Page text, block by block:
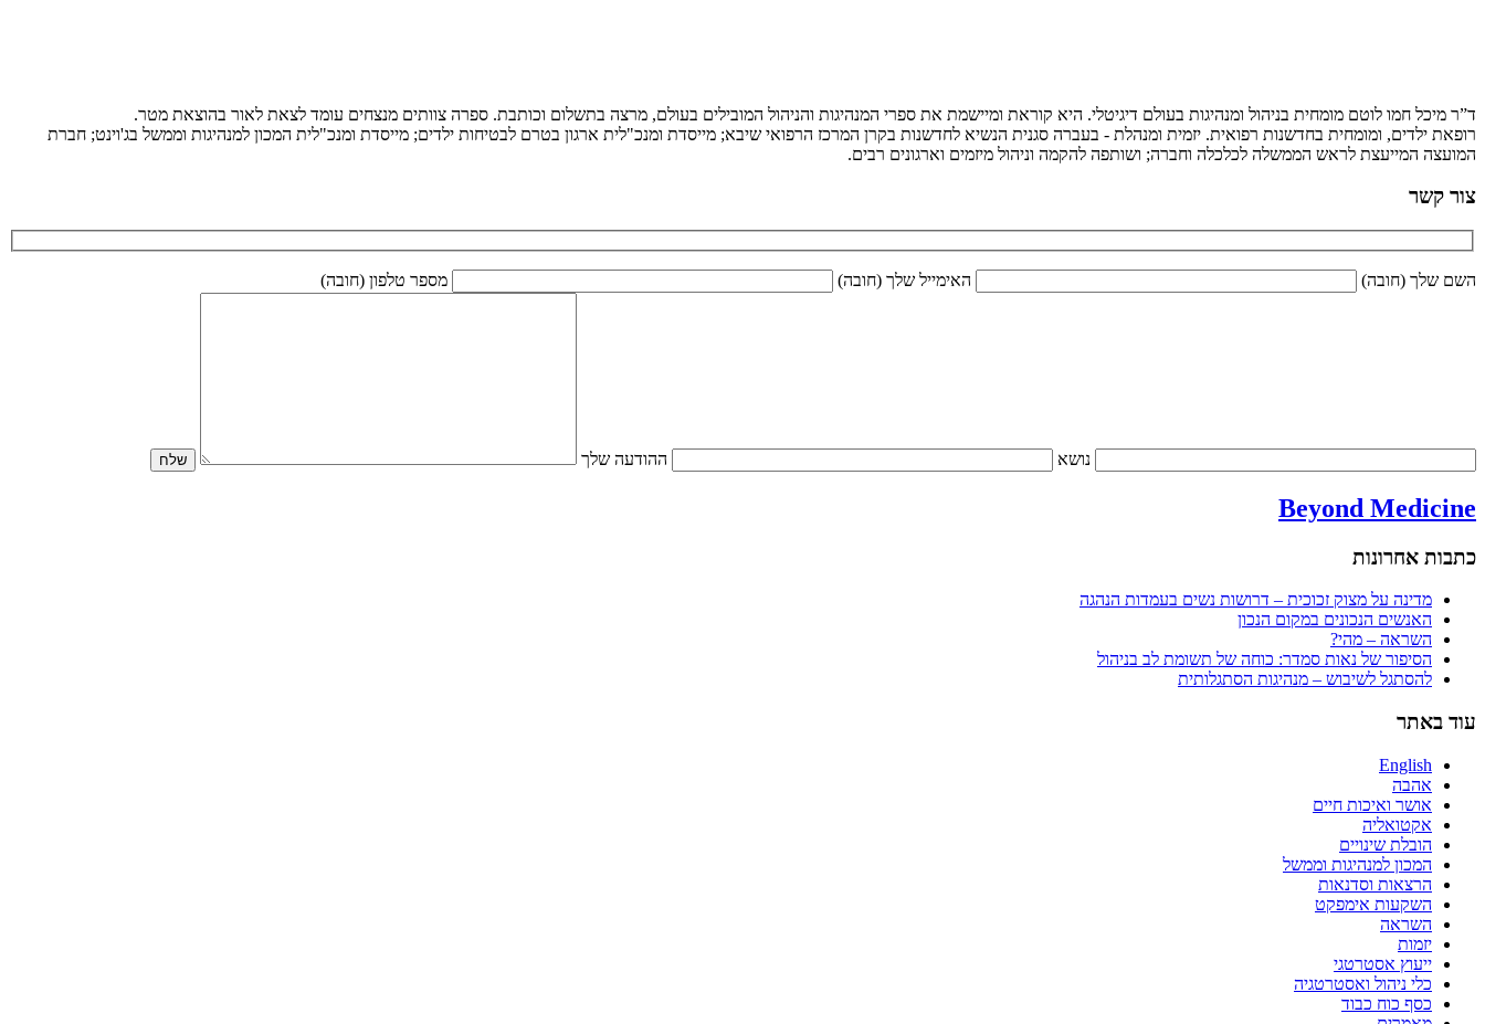
ד”ר מיכל חמו לוטם מומחית בניהול ומנהיגות בעולם דיגיטלי. היא קוראת ומיישמת את ספרי המנהיגות והניהול המובילים בעולם, מרצה בתשלום וכותבת. ספרה צוותים מנצחים עומד לצאת לאור בהוצאת מטר.
רופאת ילדים, ומומחית בחדשנות רפואית. יזמית ומנהלת - בעברה סגנית הנשיא לחדשנות בקרן המרכז הרפואי שיבא; מייסדת ומנכ"לית ארגון בטרם לבטיחות ילדים; מייסדת ומנכ"לית המכון למנהיגות וממשל בג'וינט; חברת
המועצה המייעצת לראש הממשלה לכלכלה וחברה; ושותפה להקמה וניהול מיזמים וארגונים רבים.
צור קשר
השם שלך (חובה) האימייל שלך (חובה) מספר טלפון (חובה)
נושא ההודעה שלך
Beyond Medicine
כתבות אחרונות
מדינה על מצוק זכוכית – דרושות נשים בעמדות הנהגה
האנשים הנכונים במקום הנכון
השראה – מהי?
הסיפור של נאות סמדר: כוחה של תשומת לב בניהול
להסתגל לשיבוש – מנהיגות הסתגלותית
עוד באתר
English
אהבה
אושר ואיכות חיים
אקטואליה
הובלת שינויים
המכון למנהיגות וממשל
הרצאות וסדנאות
השקעות אימפקט
השראה
יזמות
ייעוץ אסטרטגי
כלי ניהול ואסטרטגיה
כסף כוח כבוד